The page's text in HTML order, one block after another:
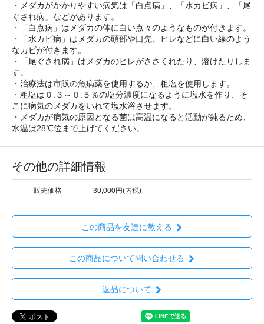
・メダカがかかりやすい病気は「白点病」、「水カビ病」、「尾
ぐされ病」などがあります。
・「白点病」はメダカの体に白い点々のようなものが付きます。
・「水カビ病」はメダカの頭部や口先、ヒレなどに白い線のよう
なカビが付きます。
・「尾ぐされ病」はメダカのヒレがささくれたり、溶けたりしま
す。
・治療法は市販の魚病薬を使用するか、粗塩を使用します。
・粗塩は０.３～０.５％の塩分濃度になるように塩水を作り、そ
こに病気のメダカをいれて塩水浴させます。
・メダカが病気の原因となる菌は高温になると活動が鈍るため、
水温は28℃位まで上げてください。
その他の詳細情報
販売価格 30,000円(内税)
この商品を友達に教える
この商品について問い合わせる
返品について